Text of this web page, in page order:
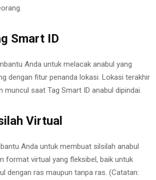
Smart ID
Anda untuk melacak anabul yang
dengan fitur penanda lokasi. Lokasi terakhir
muncul saat Tag Smart ID anabul dipindai.
Virtual
Anda untuk membuat silsilah anabul
format virtual yang fleksibel, baik untuk
dengan ras maupun tanpa ras. (Catatan: